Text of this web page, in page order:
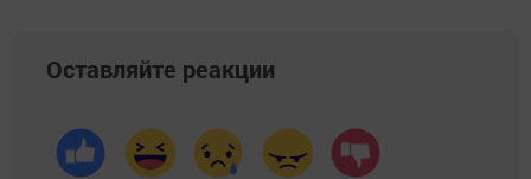
Оставляйте реакции